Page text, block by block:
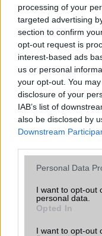
processing of your
targeted advertising
section to confirm
opt-out request is
interest-based ads
us or personal
your opt-out. You
disclosure of your
IAB’s list of
also be disclosed by
Downstream
Please note that this
not limited to your
grant or deny
use your data for
consent section.
Personal Data
I want to opt-out
personal data.
Opted In
I want to opt-out
SNS integráció
Organizer
T9 szótár
Office alkalmazások
Iránytũ
Extrák
EGYÉB
SIM-ek száma
Flight mode